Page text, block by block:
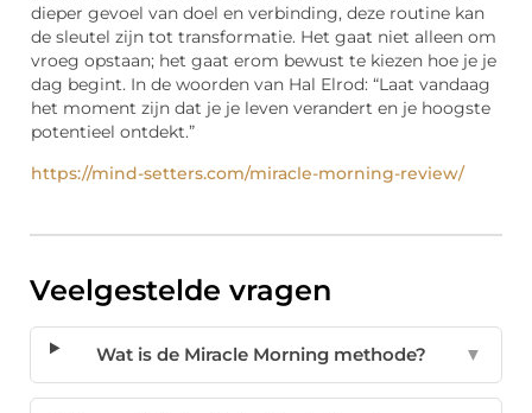
dieper gevoel van doel en verbinding, deze routine kan
de sleutel zijn tot transformatie. Het gaat niet alleen om
vroeg opstaan; het gaat erom bewust te kiezen hoe je je
dag begint. In de woorden van Hal Elrod: “Laat vandaag
het moment zijn dat je je leven verandert en je hoogste
potentieel ontdekt.”
https://mind-setters.com/miracle-morning-review/
Veelgestelde vragen
Wat is de Miracle Morning methode? ▼